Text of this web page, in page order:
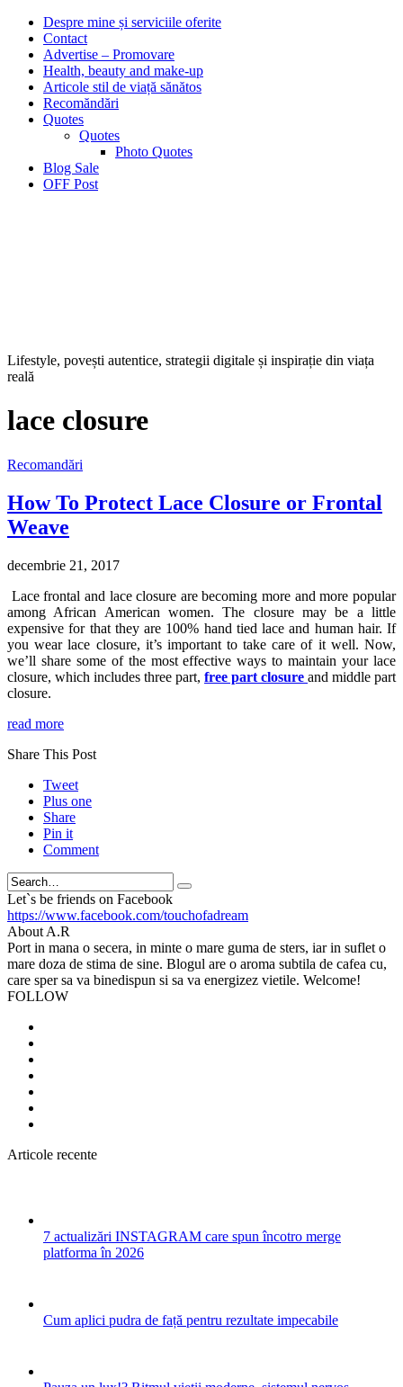
Despre mine și serviciile oferite
Contact
Advertise – Promovare
Health, beauty and make-up
Articole stil de viață sănătos
Recomăndări
Quotes
Quotes
Photo Quotes
Blog Sale
OFF Post
Lifestyle, povești autentice, strategii digitale și inspirație din viața
reală
lace closure
Recomandări
How To Protect Lace Closure or Frontal
Weave
decembrie 21, 2017
Lace frontal and lace closure are becoming more and more popular
among African American women. The closure may be a little
expensive for that they are 100% hand tied lace and human hair. If
you wear lace closure, it’s important to take care of it well. Now,
we’ll share some of the most effective ways to maintain your lace
closure, which includes three part, free part closure and middle part
closure.
read more
Share This Post
Tweet
Plus one
Share
Pin it
Comment
Search
Let`s be friends on Facebook
https://www.facebook.com/touchofadream
About A.R
Port in mana o secera, in minte o mare guma de sters, iar in suflet o
mare doza de stima de sine. Blogul are o aroma subtila de cafea cu,
care sper sa va binedispun si sa va energizez vietile. Welcome!
FOLLOW
Articole recente
7 actualizări INSTAGRAM care spun încotro merge
platforma în 2026
Cum aplici pudra de față pentru rezultate impecabile